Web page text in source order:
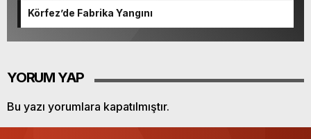
Körfez’de Fabrika Yangını
YORUM YAP
Bu yazı yorumlara kapatılmıştır.